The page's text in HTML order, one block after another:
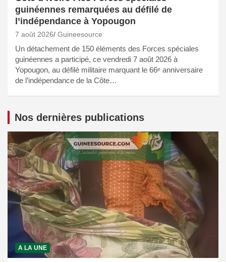
guinéennes remarquées au défilé de
l’indépendance à Yopougon
7 août 2026 Guineesource
Un détachement de 150 éléments des Forces spéciales
guinéennes a participé, ce vendredi 7 août 2026 à
Yopougon, au défilé militaire marquant le 66ᵉ anniversaire
de l’indépendance de la Côte…
Nos dernières publications
A LA UNE